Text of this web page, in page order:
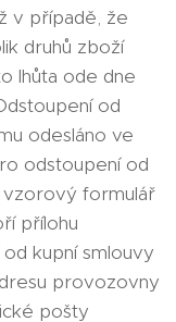
v případě, že
druhů zboží
lhůta ode dne
od
odesláno ve
odstoupení od
vzorový formulář
přílohu
kupní smlouvy
provozovny
pošty